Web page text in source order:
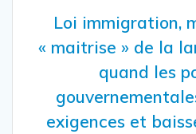
Loi immigration,
« maitrise » de la
quand les
exigences et